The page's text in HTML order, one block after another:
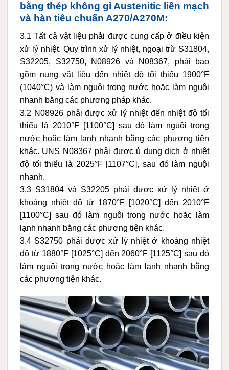
bằng thép không gỉ Austenitic liền mạch
và hàn tiêu chuẩn A270/A270M:
3.1 Tất cả vật liệu phải được cung cấp ở điều kiện
xử lý nhiệt. Quy trình xử lý nhiệt, ngoại trừ S31804,
S32205, S32750, N08926 và N08367, phải bao
gồm nung vật liệu đến nhiệt độ tối thiểu 1900°F
(1040°C) và làm nguội trong nước hoặc làm nguội
nhanh bằng các phương pháp khác.
3.2 N08926 phải được xử lý nhiệt đến nhiệt độ tối
thiểu là 2010°F [1100°C] sau đó làm nguội trong
nước hoặc làm lạnh nhanh bằng các phương tiện
khác. UNS N08367 phải được ủ dung dịch ở nhiệt
độ tối thiểu là 2025°F [1107°C], sau đó làm nguội
nhanh.
3.3 S31804 và S32205 phải được xử lý nhiệt ở
khoảng nhiệt độ từ 1870°F [1020°C] đến 2010°F
[1100°C] sau đó làm nguội trong nước hoặc làm
lạnh nhanh bằng các phương tiện khác.
3.4 S32750 phải được xử lý nhiệt ở khoảng nhiệt
độ từ 1880°F [1025°C] đến 2060°F [1125°C] sau đó
làm nguội trong nước hoặc làm lạnh nhanh bằng
các phương tiện khác.